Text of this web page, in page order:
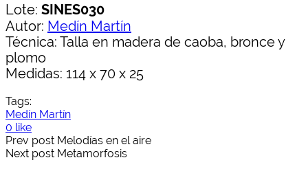
Lote: SINES030
Autor: Medín Martín
Técnica: Talla en madera de caoba, bronce y
plomo
Medidas: 114 x 70 x 25
Tags:
Medín Martín
0 like
Prev post Melodías en el aire
Next post Metamorfosis